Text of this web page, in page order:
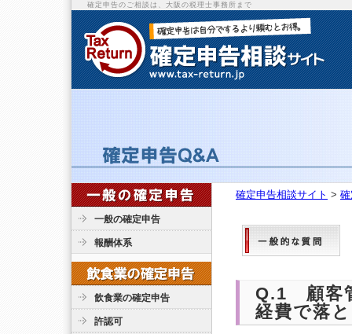
確定申告のご相談は、大阪の税理士事務所まで
一般の確定申告
報酬体系
飲食業の確定申告
許認可
確定申告相談サイト >
Q.1 顧客
経費で落